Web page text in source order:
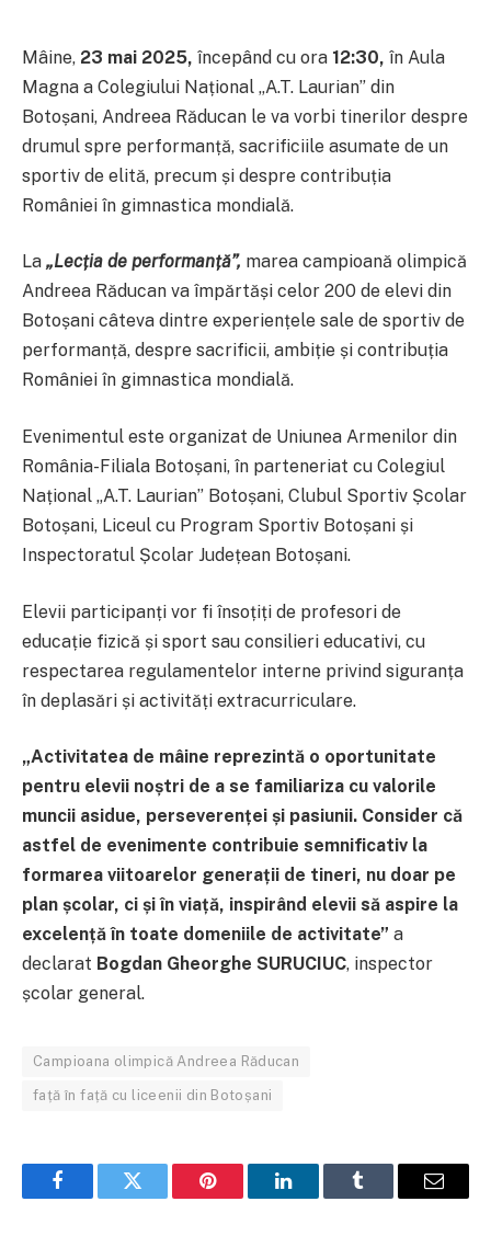
Mâine, 23 mai 2025, începând cu ora 12:30, în Aula
Magna a Colegiului Național „A.T. Laurian” din
Botoșani, Andreea Răducan le va vorbi tinerilor despre
drumul spre performanță, sacrificiile asumate de un
sportiv de elită, precum și despre contribuția
României în gimnastica mondială.
La „Lecția de performanță”, marea campioană olimpică
Andreea Răducan va împărtăși celor 200 de elevi din
Botoșani câteva dintre experiențele sale de sportiv de
performanță, despre sacrificii, ambiție și contribuția
României în gimnastica mondială.
Evenimentul este organizat de Uniunea Armenilor din
România-Filiala Botoșani, în parteneriat cu Colegiul
Național „A.T. Laurian” Botoșani, Clubul Sportiv Școlar
Botoșani, Liceul cu Program Sportiv Botoșani și
Inspectoratul Școlar Județean Botoșani.
Elevii participanți vor fi însoțiți de profesori de
educație fizică și sport sau consilieri educativi, cu
respectarea regulamentelor interne privind siguranța
în deplasări și activități extracurriculare.
„Activitatea de mâine reprezintă o oportunitate
pentru elevii noștri de a se familiariza cu valorile
muncii asidue, perseverenței și pasiunii. Consider că
astfel de evenimente contribuie semnificativ la
formarea viitoarelor generații de tineri, nu doar pe
plan școlar, ci și în viață, inspirând elevii să aspire la
excelență în toate domeniile de activitate” a
declarat Bogdan Gheorghe SURUCIUC, inspector
școlar general.
Campioana olimpică Andreea Răducan
față în față cu liceenii din Botoșani
FacebookTwitter Pinterest LinkedInTumblr Email